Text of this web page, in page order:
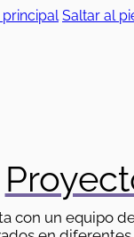
Saltar al
con un equipo